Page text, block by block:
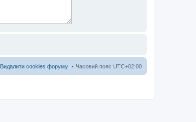
Часовий пояс UTC+02:00
Видалити cookies форуму